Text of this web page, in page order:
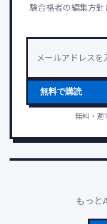
験合格者の編集方
無料で購読
無料・週
もっと